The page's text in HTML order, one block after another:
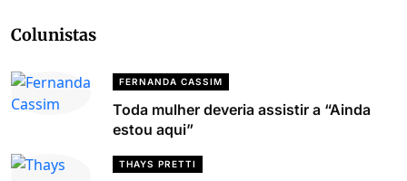
Colunistas
FERNANDA CASSIM
Toda mulher deveria assistir a “Ainda
estou aqui”
THAYS PRETTI